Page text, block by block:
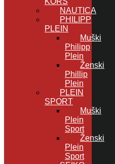
NAUTICA
PHILIPP
PLEIN
Muški
Philipp
Plein
Ženski
Phillip
Plein
PLEIN
SPORT
Muški
Plein
Sport
Ženski
Plein
Sport